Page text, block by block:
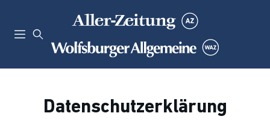
Datenschutzerklärung